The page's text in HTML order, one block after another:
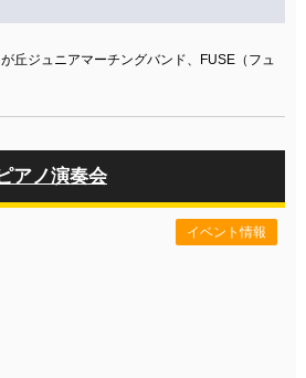
丘ジュニアマーチングバンド、FUSE（フュ
アノ演奏会
イベント情報